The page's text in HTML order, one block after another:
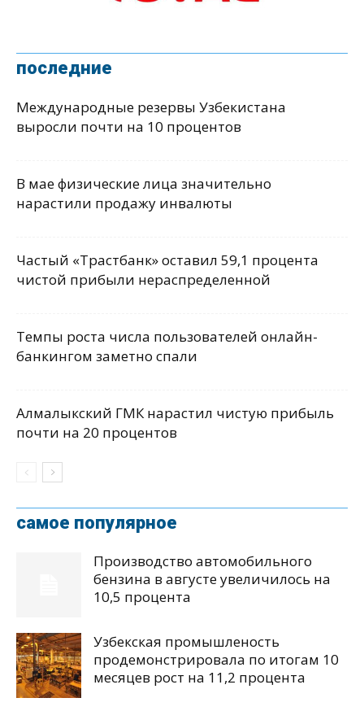
последние
Международные резервы Узбекистана
выросли почти на 10 процентов
В мае физические лица значительно
нарастили продажу инвалюты
Частый «Трастбанк» оставил 59,1 процента
чистой прибыли нераспределенной
Темпы роста числа пользователей онлайн-
банкингом заметно спали
Алмалыкский ГМК нарастил чистую прибыль
почти на 20 процентов
самое популярное
Производство автомобильного
бензина в августе увеличилось на
10,5 процента
Узбекская промышленость
продемонстрировала по итогам 10
месяцев рост на 11,2 процента